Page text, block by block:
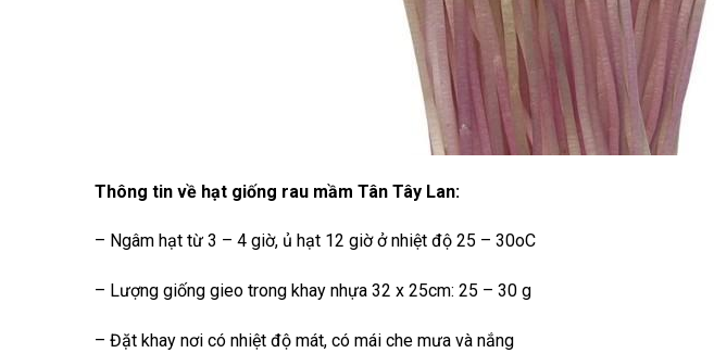
Thông tin về hạt giống rau mầm Tân Tây Lan:
– Ngâm hạt từ 3 – 4 giờ, ủ hạt 12 giờ ở nhiệt độ 25 – 30oC
– Lượng giống gieo trong khay nhựa 32 x 25cm: 25 – 30 g
– Đặt khay nơi có nhiệt độ mát, có mái che mưa và nắng